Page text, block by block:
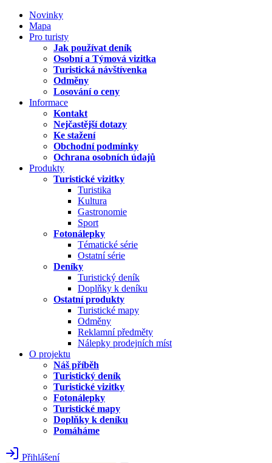
Novinky
Mapa
Pro turisty
Jak používat deník
Osobní a Týmová vizitka
Turistická návštívenka
Odměny
Losování o ceny
Informace
Kontakt
Nejčastější dotazy
Ke stažení
Obchodní podmínky
Ochrana osobních údajů
Produkty
Turistické vizitky
Turistika
Kultura
Gastronomie
Sport
Fotonálepky
Tématické série
Ostatní série
Deníky
Turistický deník
Doplňky k deníku
Ostatní produkty
Turistické mapy
Odměny
Reklamní předměty
Nálepky prodejních míst
O projektu
Náš příběh
Turistický deník
Turistické vizitky
Fotonálepky
Turistické mapy
Doplňky k deníku
Pomáháme
Přihlášení